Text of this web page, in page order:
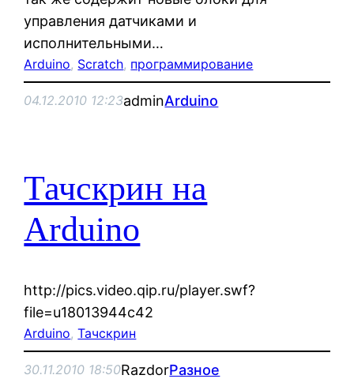
управления датчиками и
исполнительными…
Arduino, Scratch, программирование
04.12.2010 12:23adminArduino
Тачскрин на
Arduino
http://pics.video.qip.ru/player.swf?
file=u18013944c42
Arduino, Тачскрин
30.11.2010 18:50RazdorРазное